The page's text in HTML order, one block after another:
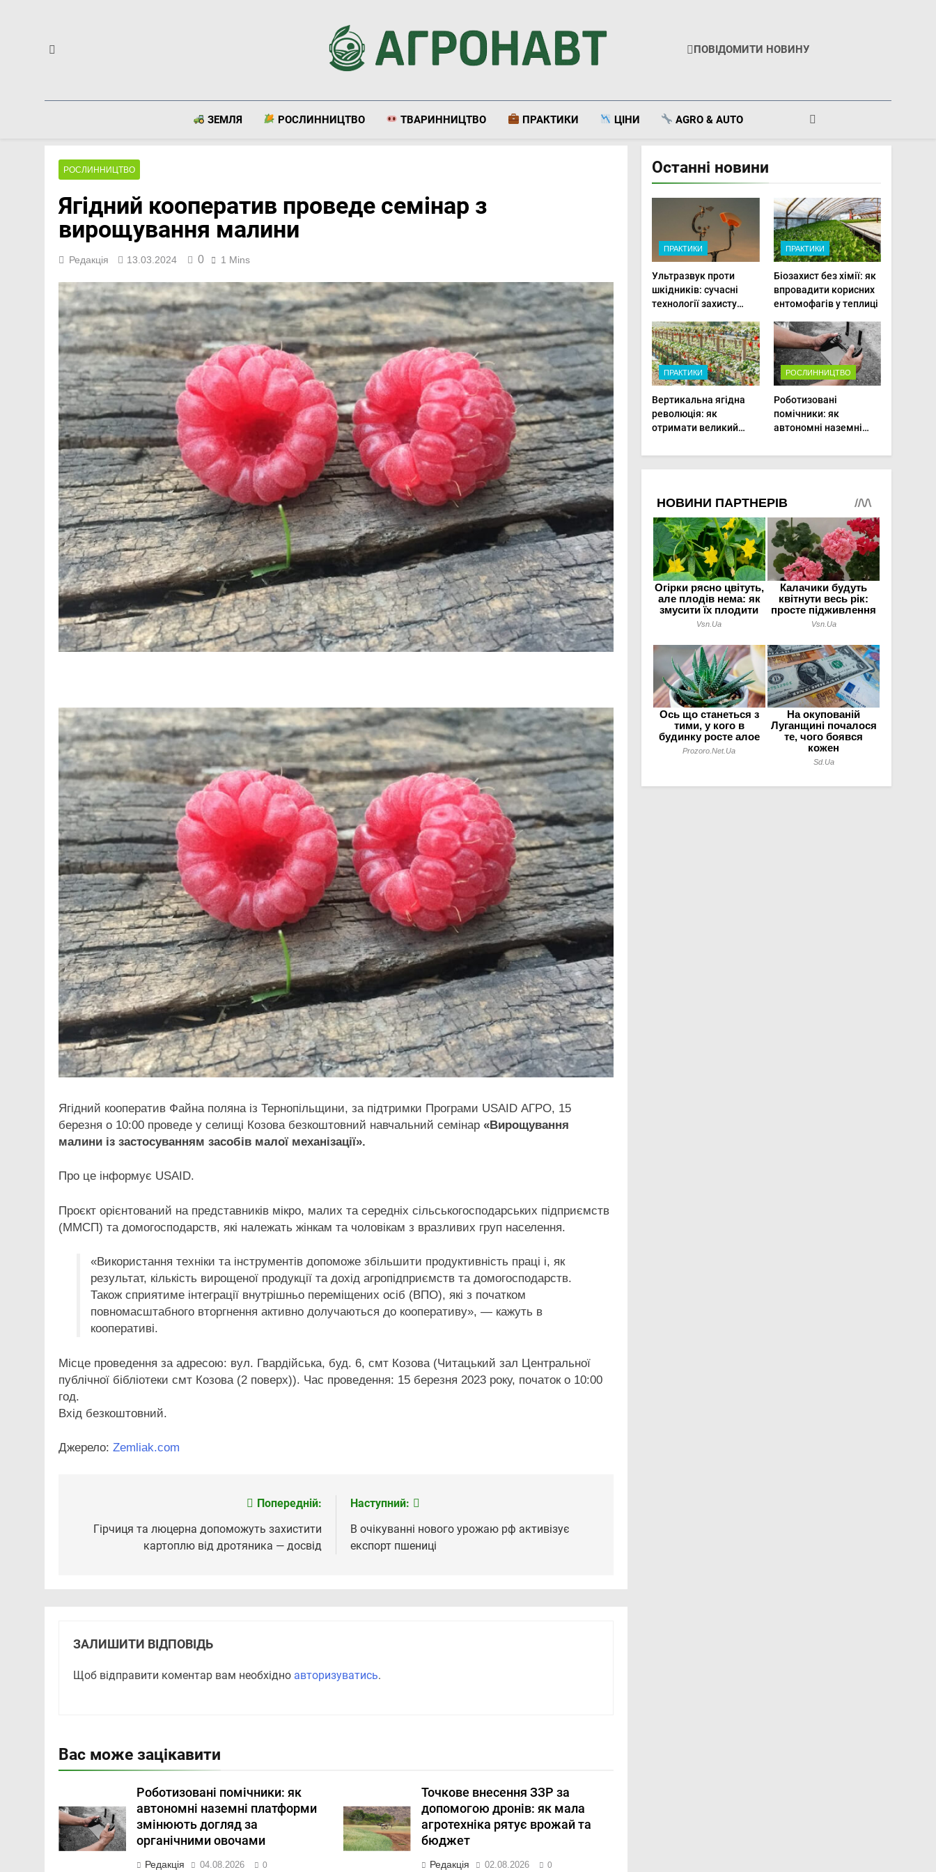
Агронавт
ПОВІДОМИТИ НОВИНУ
ЗЕМЛЯ РОСЛИННИЦТВО ТВАРИННИЦТВО ПРАКТИКИ ЦІНИ AGRO & AUTO
РОСЛИННИЦТВО
Ягідний кооператив проведе семінар з
вирощування малини
Редакція 13.03.2024 0 1 Mins
Link
Ягідний кооператив Файна поляна із Тернопільщини, за підтримки Програми USAID АГРО, 15
березня о 10:00 проведе у селищі Козова безкоштовний навчальний семінар «Вирощування
малини із застосуванням засобів малої механізації».
Про це інформує USAID.
Проєкт орієнтований на представників мікро, малих та середніх сільськогосподарських підприємств
(ММСП) та домогосподарств, які належать жінкам та чоловікам з вразливих груп населення.
«Використання техніки та інструментів допоможе збільшити продуктивність праці і, як
результат, кількість вирощеної продукції та дохід агропідприємств та домогосподарств.
Також сприятиме інтеграції внутрішньо переміщених осіб (ВПО), які з початком
повномасштабного вторгнення активно долучаються до кооперативу», — кажуть в
кооперативі.
Місце проведення за адресою: вул. Гвардійська, буд. 6, смт Козова (Читацький зал Центральної
публічної бібліотеки смт Козова (2 поверх)). Час проведення: 15 березня 2023 року, початок о 10:00
год.
Вхід безкоштовний.
Джерело: Zemliak.com
записів
Попередній:
Гірчиця та люцерна допоможуть захистити
картоплю від дротяника — досвід
Наступний:
В очікуванні нового урожаю рф активізує
експорт пшениці
ЗАЛИШИТИ ВІДПОВІДЬ
Щоб відправити коментар вам необхідно авторизуватись.
Вас може зацікавити
Роботизовані помічники: як
автономні наземні платформи
змінюють догляд за
органічними овочами
Редакція 04.08.2026 0
Точкове внесення ЗЗР за
допомогою дронів: як мала
агротехніка рятує врожай та
бюджет
Редакція 02.08.2026 0
Останні новини
ПРАКТИКИ
Ультразвук проти
шкідників: сучасні
технології захисту
господарствах
ПРАКТИКИ
Біозахист без хімії: як
впровадити корисних
ентомофагів у теплиці
ПРАКТИКИ
Вертикальна ягідна
революція: як
отримати великий
мінімальній площі
РОСЛИННИЦТВО
Роботизовані
помічники: як
автономні наземні
догляд за органічними
овочами